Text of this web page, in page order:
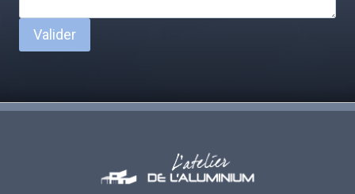
Valider